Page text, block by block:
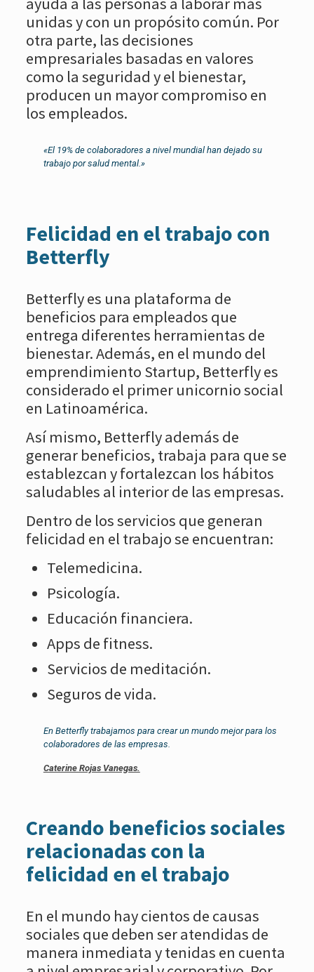
unidas y con un propósito común. Por
otra parte, las decisiones
empresariales basadas en valores
como la seguridad y el bienestar,
producen un mayor compromiso en
los empleados.
«El 19% de colaboradores a nivel mundial han dejado su
trabajo por salud mental.»
Felicidad en el trabajo con
Betterfly
Betterfly es una plataforma de
beneficios para empleados que
entrega diferentes herramientas de
bienestar. Además, en el mundo del
emprendimiento Startup, Betterfly es
considerado el primer unicornio social
en Latinoamérica.
Así mismo, Betterfly además de
generar beneficios, trabaja para que se
establezcan y fortalezcan los hábitos
saludables al interior de las empresas.
Dentro de los servicios que generan
felicidad en el trabajo se encuentran:
Telemedicina.
Psicología.
Educación financiera.
Apps de fitness.
Servicios de meditación.
Seguros de vida.
En Betterfly trabajamos para crear un mundo mejor para los
colaboradores de las empresas.
Caterine Rojas Vanegas.
Creando beneficios sociales
relacionadas con la
felicidad en el trabajo
En el mundo hay cientos de causas
sociales que deben ser atendidas de
manera inmediata y tenidas en cuenta